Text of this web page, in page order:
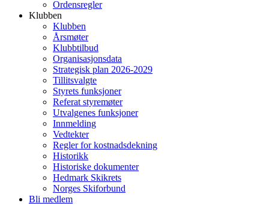
Ordensregler
Klubben
Klubben
Årsmøter
Klubbtilbud
Organisasjonsdata
Strategisk plan 2026-2029
Tillitsvalgte
Styrets funksjoner
Referat styremøter
Utvalgenes funksjoner
Innmelding
Vedtekter
Regler for kostnadsdekning
Historikk
Historiske dokumenter
Hedmark Skikrets
Norges Skiforbund
Bli medlem